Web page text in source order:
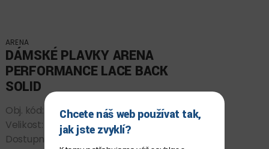
ARENA
DÁMSKÉ PLAVKY ARENA
PERFORMANCE LACE BACK
SOLID
Obj. kód:
004651_504 D32
Velikost:
D 32
Dostupnost: SKLADEM
Chcete náš web používat tak,
jak jste zvyklí?